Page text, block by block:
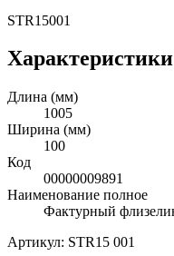
STR15001
Характеристики
Длина (мм)
1005
Ширина (мм)
100
Код
00000009891
Наименование полное
Фактурный
Артикул: STR15 001